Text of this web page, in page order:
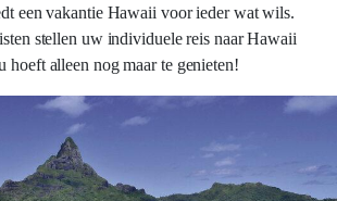
een vakantie Hawaii voor ieder wat wils.
stellen uw individuele reis naar Hawaii
hoeft alleen nog maar te genieten!